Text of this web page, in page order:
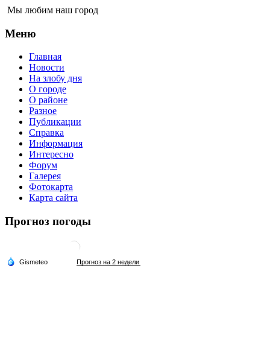
Мы любим наш город
Меню
Главная
Новости
На злобу дня
О городе
О районе
Разное
Публикации
Справка
Информация
Интересно
Форум
Галерея
Фотокарта
Карта сайта
Прогноз погоды